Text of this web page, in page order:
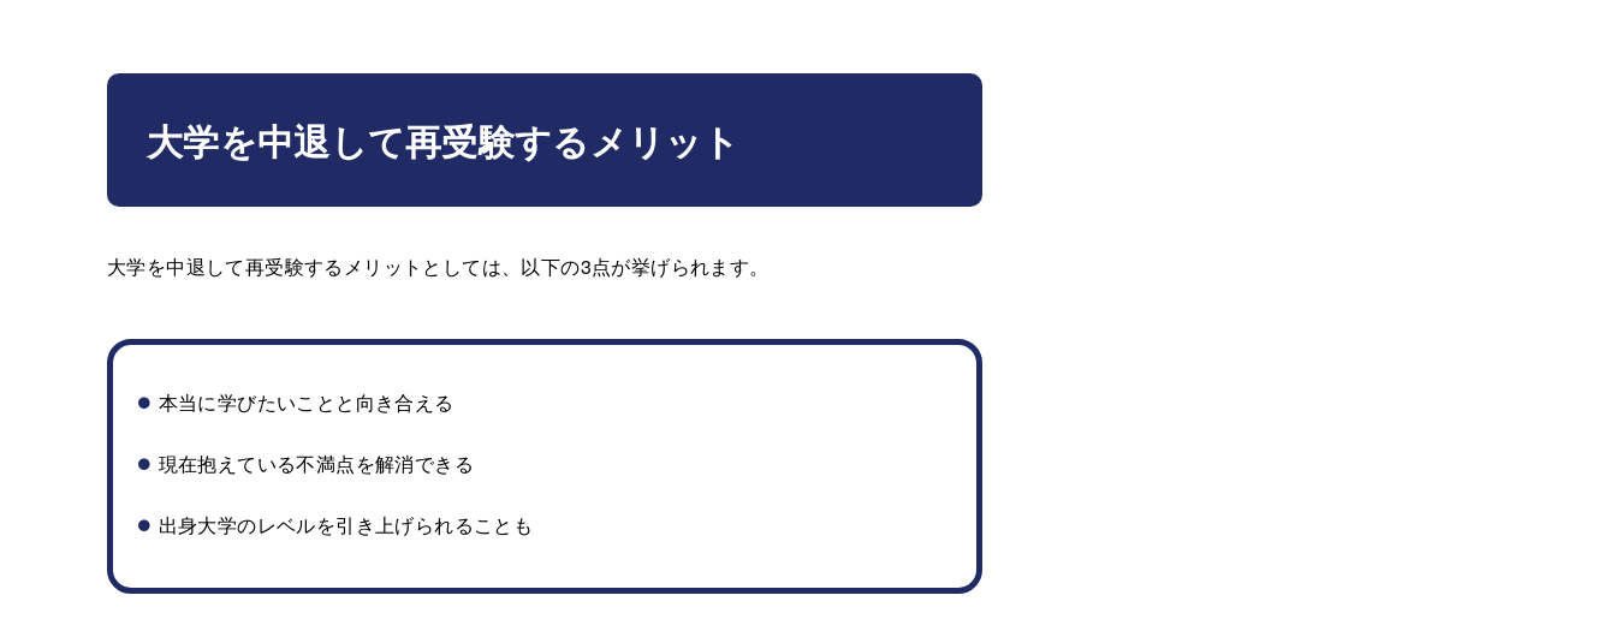
大学を中退して再受験するメリット
大学を中退して再受験するメリットとしては、以下の3点が挙げられます。
本当に学びたいことと向き合える
現在抱えている不満点を解消できる
出身大学のレベルを引き上げられることも